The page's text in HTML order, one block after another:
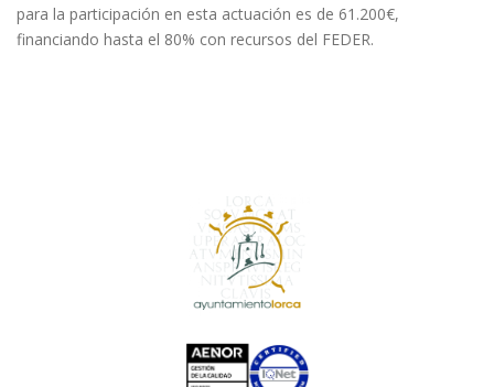
para la participación en esta actuación es de 61.200€,
financiando hasta el 80% con recursos del FEDER.